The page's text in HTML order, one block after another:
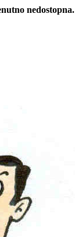
nedostopna.